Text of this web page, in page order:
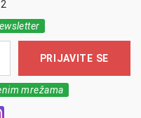
PRIJAVITE SE
mrežama